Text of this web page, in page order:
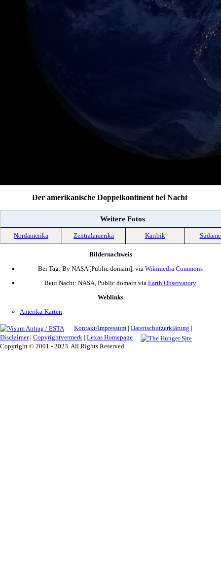
Der amerikanische Doppelkontinent bei Nacht
Weitere Fotos
Nordamerika Zentralamerika Karibik
Bildernachweis
Bei Tag: By NASA [Public domain], via Wikimedia Commons
Beui Nacht: NASA, Public domain via Earth Observatory
Weblinks
Amerika-Karten
Kontakt/Impressum | Datenschutzerklärung |
Disclaimer| Copyrightvermerk | Lexas Homepage
Copyright © 2001 - 2023. All Rights Reserved.